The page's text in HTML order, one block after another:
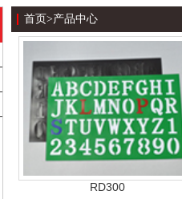
首页>产品中心
RD300